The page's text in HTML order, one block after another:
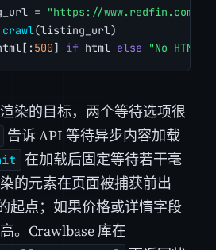
=
"https://www.redfin.com/CA/
crawl(listing_url)
500] if html else "No HTML
染的目标，两个等待选项很
告诉 API 等待异步内容加载
在加载后固定等待若干毫
的元素在页面被捕获前出
起点；如果价格或详情字段
。Crawlbase 库在